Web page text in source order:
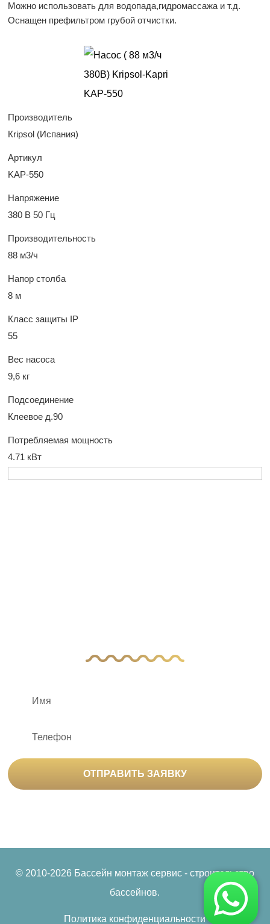
Можно использовать для водопада,гидромассажа и т.д.
Оснащен префильтром грубой отчистки.
Производитель
Кripsol (Испания)
Артикул
KAP-550
Напряжение
380 В 50 Гц
Производительность
88 м3/ч
Напор столба
8 м
Класс защиты IP
55
Вес насоса
9,6 кг
Подсоединение
Клеевое д.90
Потребляемая мощность
4.71 кВт
ОТПРАВИТЬ ЗАЯВКУ
© 2010-2026 Бассейн монтаж сервис - строительство
бассейнов.
Политика конфиденциальности